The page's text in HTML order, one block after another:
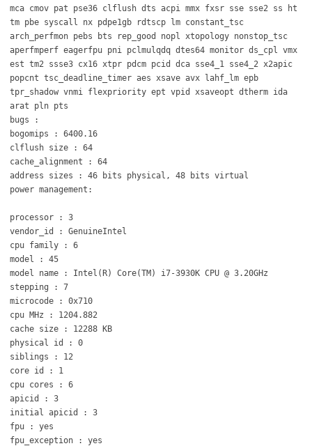
mca cmov pat pse36 clflush dts acpi mmx fxsr sse sse2 ss ht
tm pbe syscall nx pdpe1gb rdtscp lm constant_tsc
arch_perfmon pebs bts rep_good nopl xtopology nonstop_tsc
aperfmperf eagerfpu pni pclmulqdq dtes64 monitor ds_cpl vmx
est tm2 ssse3 cx16 xtpr pdcm pcid dca sse4_1 sse4_2 x2apic
popcnt tsc_deadline_timer aes xsave avx lahf_lm epb
tpr_shadow vnmi flexpriority ept vpid xsaveopt dtherm ida
arat pln pts
bugs :
bogomips : 6400.16
clflush size : 64
cache_alignment : 64
address sizes : 46 bits physical, 48 bits virtual
power management:
processor : 3
vendor_id : GenuineIntel
cpu family : 6
model : 45
model name : Intel(R) Core(TM) i7-3930K CPU @ 3.20GHz
stepping : 7
microcode : 0x710
cpu MHz : 1204.882
cache size : 12288 KB
physical id : 0
siblings : 12
core id : 1
cpu cores : 6
apicid : 3
initial apicid : 3
fpu : yes
fpu_exception : yes